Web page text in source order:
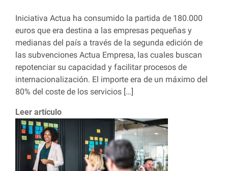
Iniciativa Actua ha consumido la partida de 180.000
euros que era destina a las empresas pequeñas y
medianas del país a través de la segunda edición de
las subvenciones Actua Empresa, las cuales buscan
repotenciar su capacidad y facilitar procesos de
internacionalización. El importe era de un máximo del
80% del coste de los servicios […]
Leer artículo